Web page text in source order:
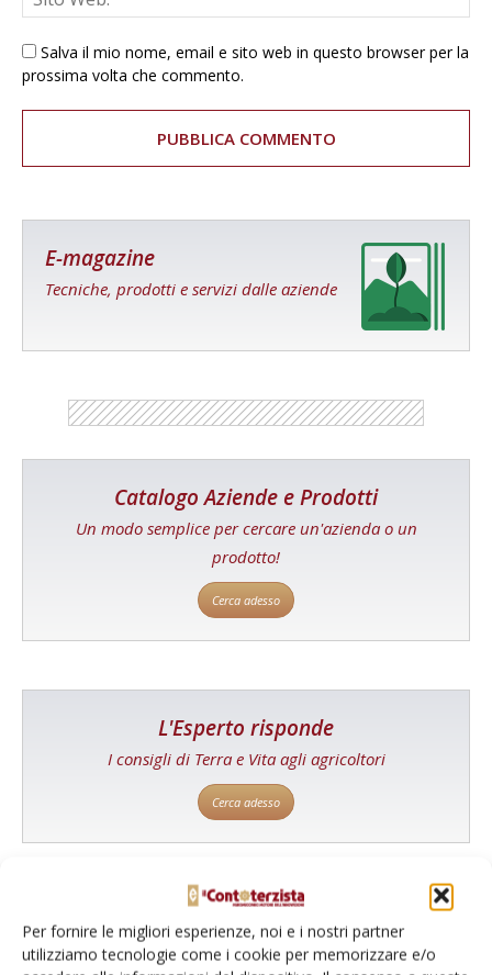
Per fornire le migliori esperienze, noi e i nostri partner
utilizziamo tecnologie come i cookie per memorizzare e/o
Salva il mio nome, email e sito web in questo browser per la
prossima volta che commento.
E-magazine
Tecniche, prodotti e servizi dalle aziende
Catalogo Aziende e Prodotti
Un modo semplice per cercare un'azienda o un
prodotto!
Cerca adesso
L'Esperto risponde
I consigli di Terra e Vita agli agricoltori
Cerca adesso